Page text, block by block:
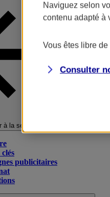
à la section précédente
publicitaires
Naviguez selon
contenu adapté à
Vous êtes libre
Consulter